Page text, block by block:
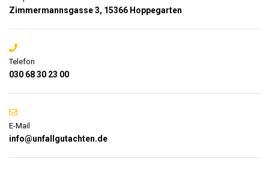
Zimmermannsgasse 3, 15366 Hoppegarten
Telefon
030 68 30 23 00
E-Mail
info@unfallgutachten.de